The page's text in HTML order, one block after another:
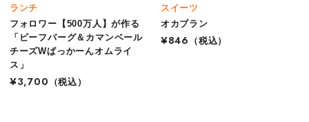
ランチ
フォロワー【500万人】が作る
「ビーフバーグ＆カマンベール
チーズWぱっかーんオムライ
ス」
¥3,700
（税込）
スイーツ
オカブラン
¥846
（税込）